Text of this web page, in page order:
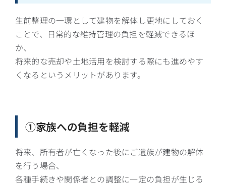
生前整理の一環として建物を解体し更地にしておく
ことで、日常的な維持管理の負担を軽減できるほ
か、
将来的な売却や土地活用を検討する際にも進めやす
くなるというメリットがあります。
①家族への負担を軽減
将来、所有者が亡くなった後にご遺族が建物の解体
を行う場合、
各種手続きや関係者との調整に一定の負担が生じる